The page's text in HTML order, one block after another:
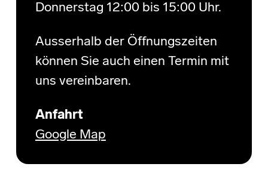
Donnerstag 12:00 bis 15:00 Uhr.
Ausserhalb der Öffnungszeiten
können Sie auch einen Termin mit
uns vereinbaren.
Anfahrt
Google Map